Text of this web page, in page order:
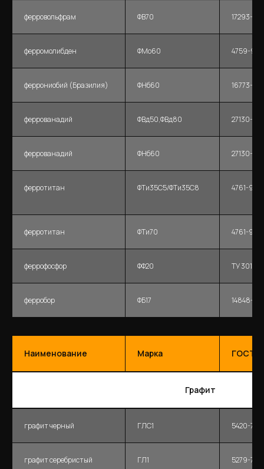
ферровольфрам ФВ70 17293-93
ферромолибден ФМо60 4759-91
феррониобий (Бразилия) ФНб60 16773-
феррованадий ФВд50,ФВд80 27130-94
феррованадий ФНб60 27130-94
ферротитан ФТи35С5/ФТи35С8 4761-91
ферротитан ФТи70 4761-9
феррофосфор ФФ20 ТУ 301-
ферробор ФБ17 14848-91
Наименование Марка ГОСТ
Графит
графит черный ГЛС1 5420-74
графит серебристый ГЛ1 5279-74